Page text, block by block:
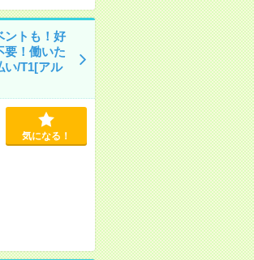
ントも！好
！働いた
い/T1[アル
気になる！